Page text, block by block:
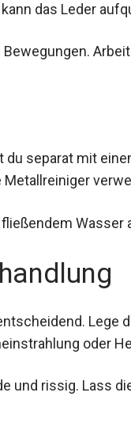
das Leder
separat mit
Metallreiniger
Wasser
Lege
oder
und rissig. Lass